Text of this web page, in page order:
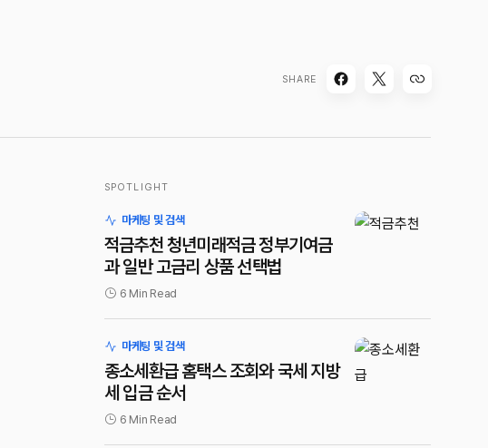
SHARE
SPOTLIGHT
마케팅 및 검색
적금추천 청년미래적금 정부기여금
과 일반 고금리 상품 선택법
6 Min Read
마케팅 및 검색
종소세환급 홈택스 조회와 국세 지방
세 입금 순서
6 Min Read